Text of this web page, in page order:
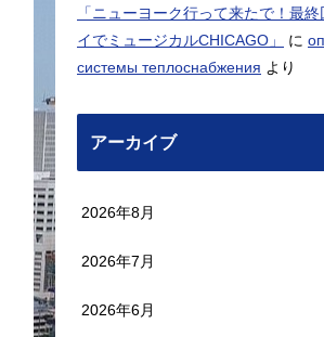
「ニューヨーク行って来たで！最
イでミュージカルCHICAGO」
に
системы теплоснабжения より
アーカイブ
2026年8月
2026年7月
2026年6月